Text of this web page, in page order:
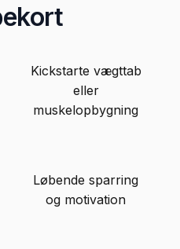
Kickstarte vægttab
eller
muskelopbygning
Løbende sparring
og motivation